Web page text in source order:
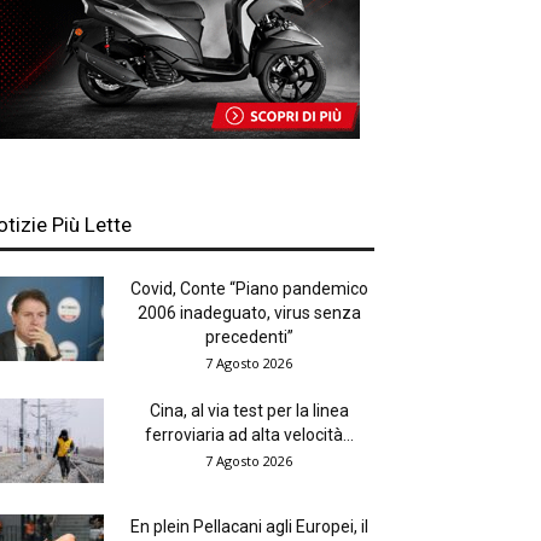
Più Lette
Covid, Conte “Piano pandemico
2006 inadeguato, virus senza
precedenti”
7 Agosto 2026
Cina, al via test per la linea
ferroviaria ad alta velocità...
7 Agosto 2026
En plein Pellacani agli Europei, il